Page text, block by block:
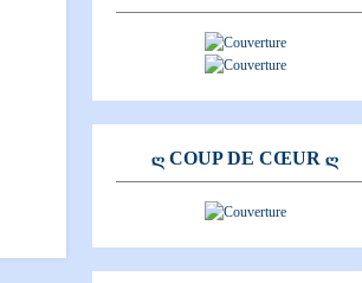
Ღ COUP DE CŒUR Ღ